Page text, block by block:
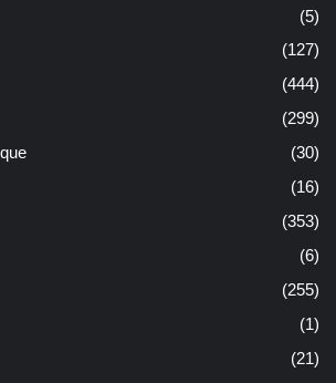
(5)
(127)
(444)
(299)
(30)
(16)
(353)
(6)
(255)
(1)
(21)